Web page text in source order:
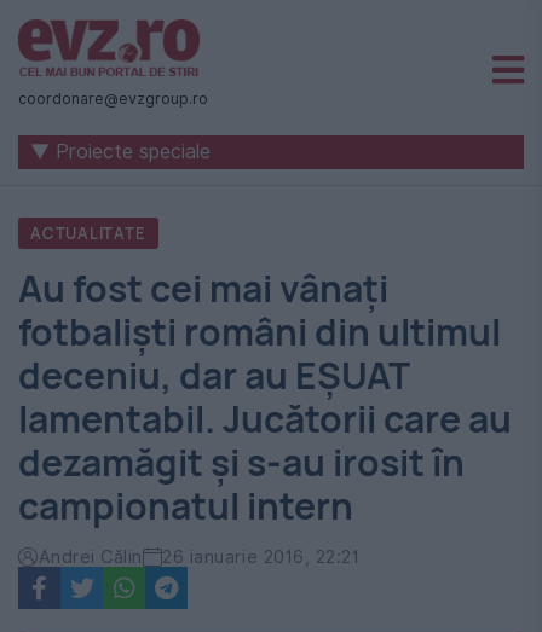
Știri
naționale
internaționale
România
-
Evenimentul
Zilei
coordonare@evzgroup.ro
▼ Proiecte speciale
ACTUALITATE
Au fost cei mai vânați
fotbaliști români din ultimul
deceniu, dar au EȘUAT
lamentabil. Jucătorii care au
dezamăgit și s-au irosit în
campionatul intern
Andrei Călin 26 ianuarie 2016, 22:21